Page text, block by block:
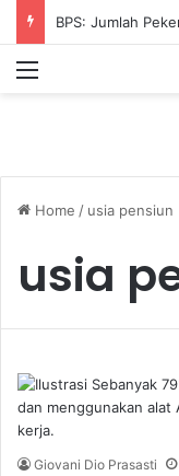
BPS: Jumlah
Home / usia pensiun
usia
Giovani Dio Prasasti